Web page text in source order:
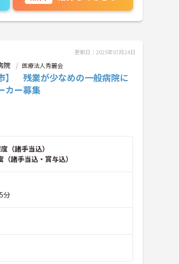
更新日：2025年07月24日
院 医療法人秀麗会
】 残業が少なめの一般病院に
カー募集
（諸手当込）
（諸手当込・賞与込）
分